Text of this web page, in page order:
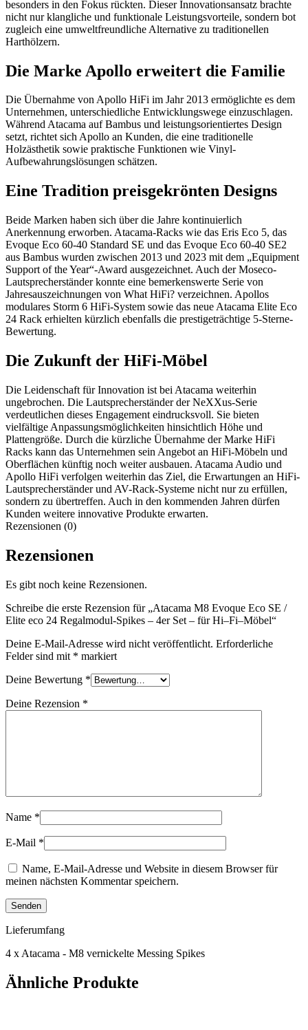
besonders in den Fokus rückten. Dieser Innovationsansatz brachte
nicht nur klangliche und funktionale Leistungsvorteile, sondern bot
zugleich eine umweltfreundliche Alternative zu traditionellen
Harthölzern.
Die Marke Apollo erweitert die Familie
Die Übernahme von Apollo HiFi im Jahr 2013 ermöglichte es dem
Unternehmen, unterschiedliche Entwicklungswege einzuschlagen.
Während Atacama auf Bambus und leistungsorientiertes Design
setzt, richtet sich Apollo an Kunden, die eine traditionelle
Holzästhetik sowie praktische Funktionen wie Vinyl-
Aufbewahrungslösungen schätzen.
Eine Tradition preisgekrönten Designs
Beide Marken haben sich über die Jahre kontinuierlich
Anerkennung erworben. Atacama-Racks wie das Eris Eco 5, das
Evoque Eco 60-40 Standard SE und das Evoque Eco 60-40 SE2
aus Bambus wurden zwischen 2013 und 2023 mit dem „Equipment
Support of the Year“-Award ausgezeichnet. Auch der Moseco-
Lautsprecherständer konnte eine bemerkenswerte Serie von
Jahresauszeichnungen von What HiFi? verzeichnen. Apollos
modulares Storm 6 HiFi-System sowie das neue Atacama Elite Eco
24 Rack erhielten kürzlich ebenfalls die prestigeträchtige 5-Sterne-
Bewertung.
Die Zukunft der HiFi-Möbel
Die Leidenschaft für Innovation ist bei Atacama weiterhin
ungebrochen. Die Lautsprecherständer der NeXXus-Serie
verdeutlichen dieses Engagement eindrucksvoll. Sie bieten
vielfältige Anpassungsmöglichkeiten hinsichtlich Höhe und
Plattengröße. Durch die kürzliche Übernahme der Marke HiFi
Racks kann das Unternehmen sein Angebot an HiFi-Möbeln und
Oberflächen künftig noch weiter ausbauen. Atacama Audio und
Apollo HiFi verfolgen weiterhin das Ziel, die Erwartungen an HiFi-
Lautsprecherständer und AV-Rack-Systeme nicht nur zu erfüllen,
sondern zu übertreffen. Auch in den kommenden Jahren dürfen
Kunden weitere innovative Produkte erwarten.
Rezensionen (0)
Rezensionen
Es gibt noch keine Rezensionen.
Schreibe die erste Rezension für „Atacama M8 Evoque Eco SE /
Elite eco 24 Regalmodul-Spikes – 4er Set – für Hi–Fi–Möbel“
Deine E-Mail-Adresse wird nicht veröffentlicht. Erforderliche
Felder sind mit * markiert
Deine Bewertung *
Deine Rezension *
Name *
E-Mail *
Name, E-Mail-Adresse und Website in diesem Browser für
meinen nächsten Kommentar speichern.
Lieferumfang
4 x Atacama - M8 vernickelte Messing Spikes
Ähnliche Produkte